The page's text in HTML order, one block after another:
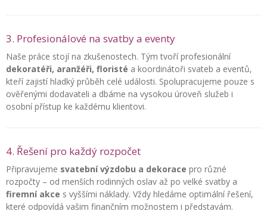
3. Profesionálové na svatby a eventy
Naše práce stojí na zkušenostech. Tým tvoří profesionální
dekoratéři, aranžéři, floristé a koordinátoři svateb a eventů,
kteří zajistí hladký průběh celé události. Spolupracujeme pouze s
ověřenými dodavateli a dbáme na vysokou úroveň služeb i
osobní přístup ke každému klientovi.
4. Řešení pro každý rozpočet
Připravujeme svatební výzdobu a dekorace pro různé
rozpočty – od menších rodinných oslav až po velké svatby a
firemní akce s vyššími náklady. Vždy hledáme optimální řešení,
které odpovídá vašim finančním možnostem i představám.